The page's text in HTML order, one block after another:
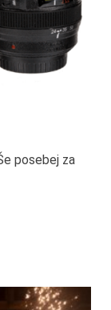
posebej za